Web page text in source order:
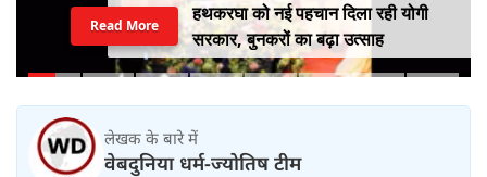
हथकरघा को नई पहचान दिला रही योगी
सरकार, बुनकरों का बढ़ा उत्साह
Read More
लेखक के बारे में
वेबदुनिया धर्म-ज्योतिष टीम